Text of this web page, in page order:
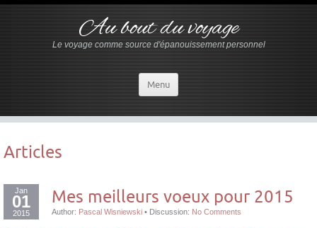
Au bout du voyage
Le voyage comme source d'épanouissement personnel
Menu
Articles
Jan
01
2015
Mes meilleurs voeux pour 2015
Author: Pascal Wisniewski • Discussion: No Comments